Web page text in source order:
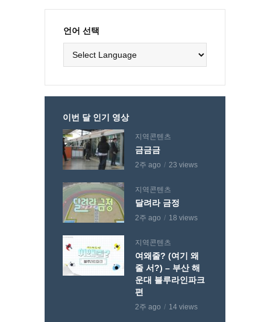
언어 선택
이번 달 인기 영상
지역콘텐츠
금금금
2주 ago 23 views
지역콘텐츠
달려라 금정
2주 ago 18 views
지역콘텐츠
여왜줄? (여기 왜
줄 서?) – 부산 해
운대 블루라인파크
편
2주 ago 14 views